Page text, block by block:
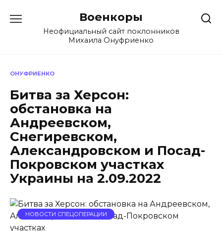
содержанию
Военкоры
Неофициальный сайт поклонников
Михаила Онуфриенко
ОНУФРИЕНКО
Битва за Херсон:
обстановка на
Андреевском,
Снегиревском,
Александровском и Посад-
Покровском участках
Украины на 2.09.2022
НОВОСТИ СПЕЦОПЕРАЦИИ